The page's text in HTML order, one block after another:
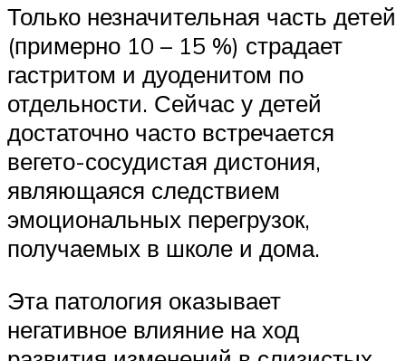
Только незначительная часть детей
(примерно 10 – 15 %) страдает
гастритом и дуоденитом по
отдельности. Сейчас у детей
достаточно часто встречается
вегето-сосудистая дистония,
являющаяся следствием
эмоциональных перегрузок,
получаемых в школе и дома.
Эта патология оказывает
негативное влияние на ход